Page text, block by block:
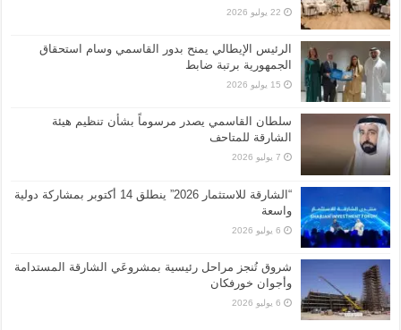
22 يوليو 2026
الرئيس الإيطالي يمنح بدور القاسمي وسام استحقاق
الجمهورية برتبة ضابط
15 يوليو 2026
سلطان القاسمي يصدر مرسوماً بشأن تنظيم هيئة
الشارقة للمتاحف
7 يوليو 2026
“الشارقة للاستثمار 2026” ينطلق 14 أكتوبر بمشاركة دولية
واسعة
6 يوليو 2026
شروق تُنجز مراحل رئيسية بمشروعَي الشارقة المستدامة
وأجوان خورفكان
6 يوليو 2026